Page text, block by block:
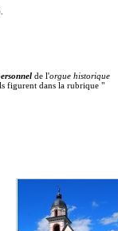
de l'orgue historique
figurent dans la rubrique "